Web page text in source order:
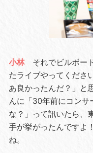
小林
それでビルボー
たライブやってくださ
あ良かったんだ？」と
んに「30年前にコンサ
な？」って訊いたら、
手が挙がったんですよ
ね。